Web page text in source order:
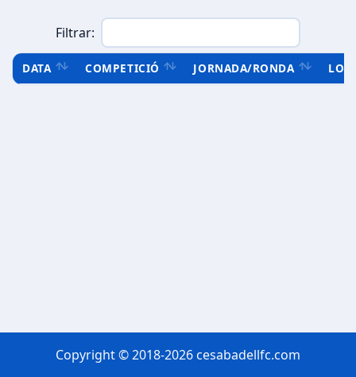
Filtrar:
DATA COMPETICIÓ JORNADA/RONDA
Copyright © 2018-2026 cesabadellfc.com